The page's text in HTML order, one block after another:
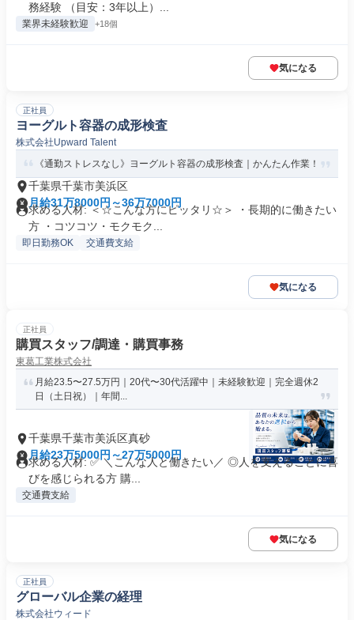
務経験 （目安：3年以上）...
業界未経験歓迎 +18個
気になる
正社員
ヨーグルト容器の成形検査
株式会社Upward Talent
《通勤ストレスなし》ヨーグルト容器の成形検査｜かんたん作業！
千葉県千葉市美浜区
月給31万8000円～36万7000円
求める人材: ＜☆こんな方にピッタリ☆＞ ・長期的に働きたい
方 ・コツコツ・モクモク...
即日勤務OK 交通費支給
気になる
正社員
購買スタッフ/調達・購買事務
東葛工業株式会社
月給23.5〜27.5万円｜20代〜30代活躍中｜未経験歓迎｜完全週休2
日（土日祝）｜年間...
千葉県千葉市美浜区真砂
月給23万5000円～27万5000円
求める人材: ✅ ＼こんな人と働きたい／ ◎人を支えることに喜
びを感じられる方 購...
交通費支給
気になる
正社員
グローバル企業の経理
株式会社ウィード